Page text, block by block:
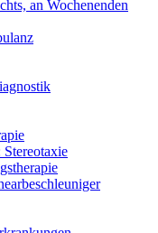
an Wochenenden
Stereotaxie